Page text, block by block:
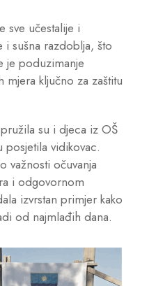
sve učestalije i
i sušna razdoblja, što
je poduzimanje
ključno za zaštitu
su i djeca iz OŠ
posjetila vidikovac.
važnosti očuvanja
i odgovornom
izvrstan primjer kako
od najmlađih dana.